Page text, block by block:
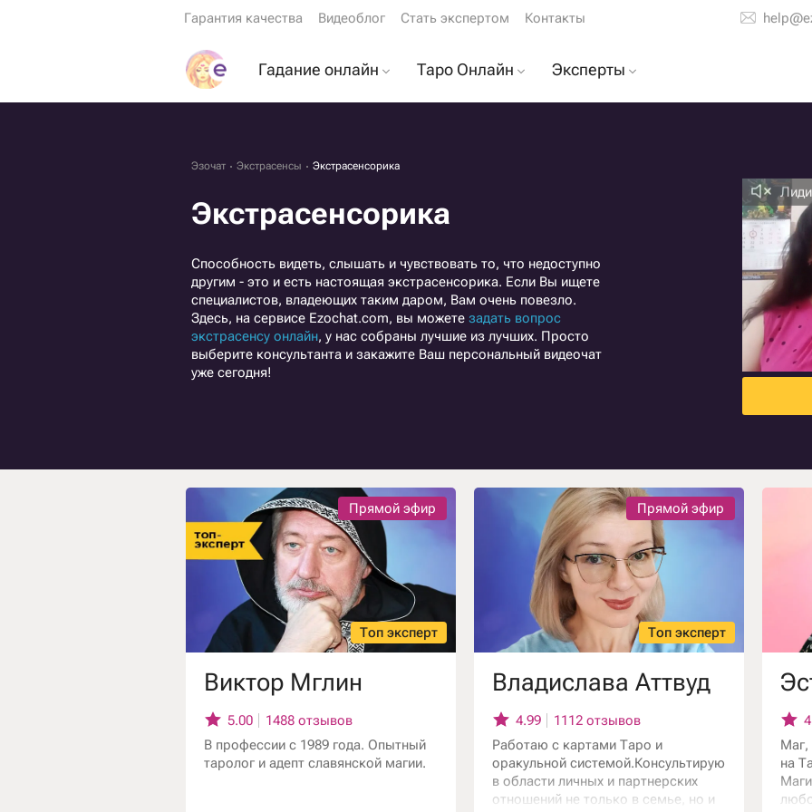
Гарантия качества Видеоблог Стать экспертом Контакты
Гадание онлайн
Гадание ДА или НЕТ
гуще
Гадание по книге
перемен
Гадание на игральных
картах
Гадание на отношения
Гадание на ситуацию
Таро Онлайн
Расклад на ваши
Расклад на карьеру
Расклад на бывшего
Расклад на любовь
Эксперты
Эзочат Экстрасенсы Экстрасенсорика
Экстрасенсорика
Способность видеть, слышать и чувствовать то, что недоступно
другим - это и есть настоящая экстрасенсорика. Если Вы ищете
специалистов, владеющих таким даром, Вам очень повезло.
Здесь, на сервисе Ezochat.com, вы можете задать вопрос
экстрасенсу онлайн, у нас собраны лучшие из лучших. Просто
выберите консультанта и закажите Ваш персональный видеочат
уже сегодня!
Прямой эфир
Топ эксперт
Виктор Мглин
5.00
1488 отзывов
В профессии с 1989 года. Опытный
таролог и адепт славянской магии.
Прямой эфир
Топ эксперт
Владислава Аттвуд
4.99
1112 отзывов
Работаю с картами Таро и
оракульной системой.Консультирую
в области личных и партнерских
отношений не только в семье, но и
Маг,
на